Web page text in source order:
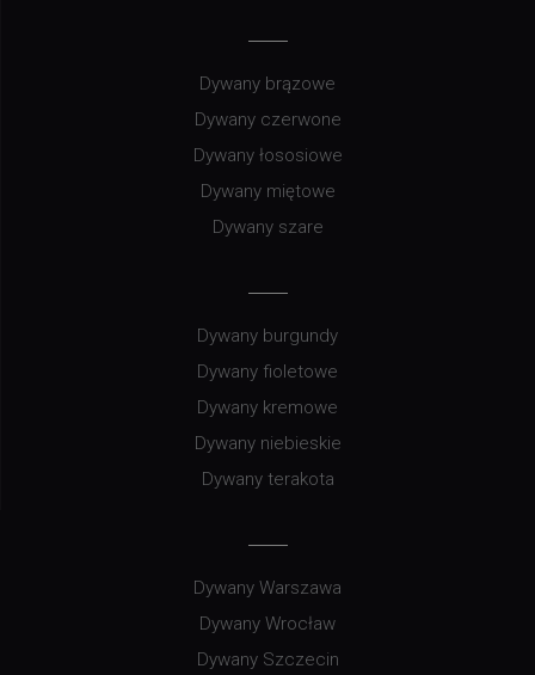
Dywany brązowe
Dywany czerwone
Dywany łososiowe
Dywany miętowe
Dywany szare
Dywany burgundy
Dywany fioletowe
Dywany kremowe
Dywany niebieskie
Dywany terakota
Dywany Warszawa
Dywany Wrocław
Dywany Szczecin